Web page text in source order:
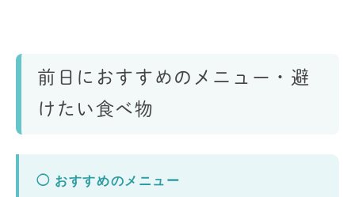
前日におすすめのメニュー・避
けたい食べ物
◯ おすすめのメニュー